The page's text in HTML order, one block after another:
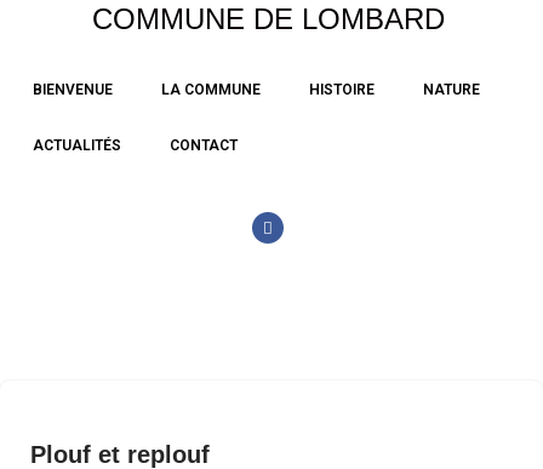
au
COMMUNE DE LOMBARD
BIENVENUE LA COMMUNE HISTOIRE NATURE
ACTUALITÉS CONTACT
Plouf et replouf